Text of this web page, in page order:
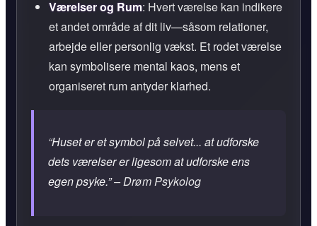
Værelser og Rum: Hvert værelse kan indikere
et andet område af dit liv—såsom relationer,
arbejde eller personlig vækst. Et rodet værelse
kan symbolisere mental kaos, mens et
organiseret rum antyder klarhed.
“Huset er et symbol på selvet... at udforske
dets værelser er ligesom at udforske ens
egen psyke.”– Drøm Psykolog